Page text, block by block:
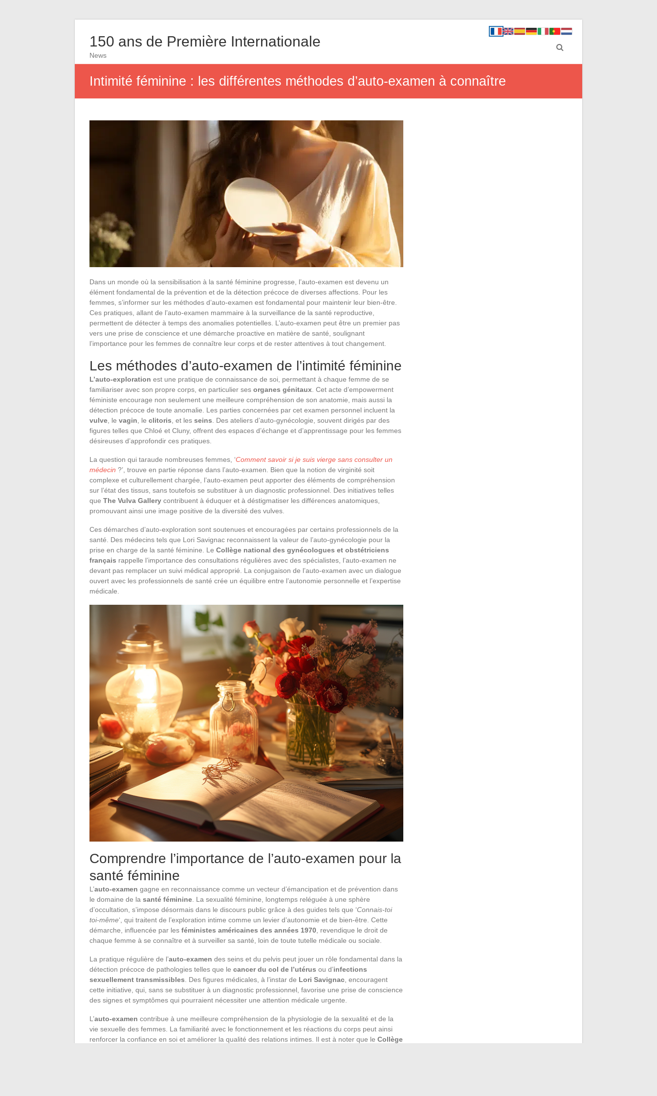
150 ans de Première Internationale
News
Intimité féminine : les différentes méthodes d’auto-examen à connaître
Dans un monde où la sensibilisation à la santé féminine progresse, l’auto-examen est devenu un
élément fondamental de la prévention et de la détection précoce de diverses affections. Pour les
femmes, s’informer sur les méthodes d’auto-examen est fondamental pour maintenir leur bien-être.
Ces pratiques, allant de l’auto-examen mammaire à la surveillance de la santé reproductive,
permettent de détecter à temps des anomalies potentielles. L’auto-examen peut être un premier pas
vers une prise de conscience et une démarche proactive en matière de santé, soulignant
l’importance pour les femmes de connaître leur corps et de rester attentives à tout changement.
Les méthodes d’auto-examen de l’intimité féminine
L’auto-exploration est une pratique de connaissance de soi, permettant à chaque femme de se
familiariser avec son propre corps, en particulier ses organes génitaux . Cet acte d’empowerment
féministe encourage non seulement une meilleure compréhension de son anatomie, mais aussi la
détection précoce de toute anomalie. Les parties concernées par cet examen personnel incluent la
vulve , le vagin , le clitoris , et les seins . Des ateliers d’auto-gynécologie, souvent dirigés par des
figures telles que Chloé et Cluny, offrent des espaces d’échange et d’apprentissage pour les femmes
désireuses d’approfondir ces pratiques.
La question qui taraude nombreuses femmes, ‘Comment savoir si je suis vierge sans consulter un
médecin ?’, trouve en partie réponse dans l’auto-examen. Bien que la notion de virginité soit
complexe et culturellement chargée, l’auto-examen peut apporter des éléments de compréhension
sur l’état des tissus, sans toutefois se substituer à un diagnostic professionnel. Des initiatives telles
que The Vulva Gallery contribuent à éduquer et à déstigmatiser les différences anatomiques,
promouvant ainsi une image positive de la diversité des vulves.
Ces démarches d’auto-exploration sont soutenues et encouragées par certains professionnels de la
santé. Des médecins tels que Lori Savignac reconnaissent la valeur de l’auto-gynécologie pour la
prise en charge de la santé féminine. Le Collège national des gynécologues et obstétriciens
français rappelle l’importance des consultations régulières avec des spécialistes, l’auto-examen ne
devant pas remplacer un suivi médical approprié. La conjugaison de l’auto-examen avec un dialogue
ouvert avec les professionnels de santé crée un équilibre entre l’autonomie personnelle et l’expertise
médicale.
Comprendre l’importance de l’auto-examen pour la
santé féminine
L’auto-examen gagne en reconnaissance comme un vecteur d’émancipation et de prévention dans
le domaine de la santé féminine . La sexualité féminine, longtemps reléguée à une sphère
d’occultation, s’impose désormais dans le discours public grâce à des guides tels que ‘Connais-toi
toi-même‘, qui traitent de l’exploration intime comme un levier d’autonomie et de bien-être. Cette
démarche, influencée par les féministes américaines des années 1970 , revendique le droit de
chaque femme à se connaître et à surveiller sa santé, loin de toute tutelle médicale ou sociale.
La pratique régulière de l’auto-examen des seins et du pelvis peut jouer un rôle fondamental dans la
détection précoce de pathologies telles que le cancer du col de l’utérus ou d’infections
sexuellement transmissibles . Des figures médicales, à l’instar de Lori Savignac , encouragent
cette initiative, qui, sans se substituer à un diagnostic professionnel, favorise une prise de conscience
des signes et symptômes qui pourraient nécessiter une attention médicale urgente.
L’auto-examen contribue à une meilleure compréhension de la physiologie de la sexualité et de la
vie sexuelle des femmes. La familiarité avec le fonctionnement et les réactions du corps peut ainsi
renforcer la confiance en soi et améliorer la qualité des relations intimes. Il est à noter que le Collège